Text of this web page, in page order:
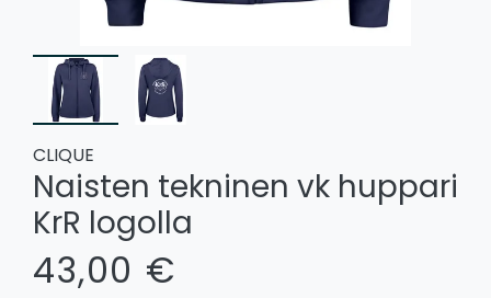
CLIQUE
Naisten tekninen vk huppari
KrR logolla
43,00 €